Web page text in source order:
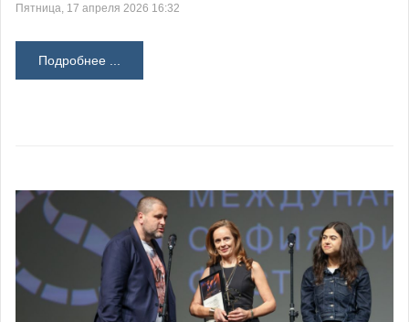
Пятница, 17 апреля 2026 16:32
Подробнее ...